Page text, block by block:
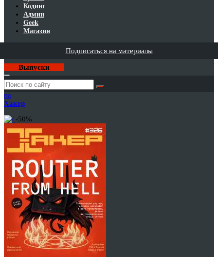
Кодинг
Админ
Geek
Магазин
Подписаться на материалы
Выпуски
Годовая
подписка
на
Хакер
-50%